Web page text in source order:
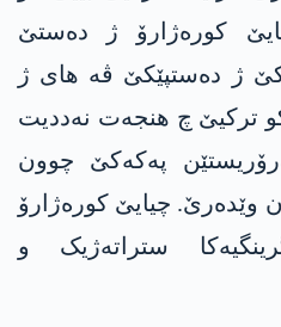
کورەژارۆ ژ دەستێ
ژ دەستپێکێ ڤە ھای ژ
ترکیێ چ ھنجەت نەددیت
پەکەکێ چوون
وێدەرێ. چیایێ کورەژارۆ
ستراتەژیک و